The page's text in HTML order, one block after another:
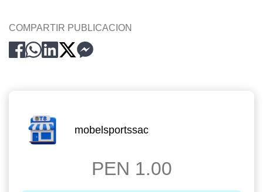
COMPARTIR PUBLICACION
mobelsportssac
PEN 1.00